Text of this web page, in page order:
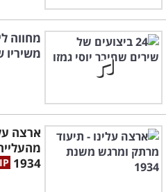
משיריו
ארצה
1934